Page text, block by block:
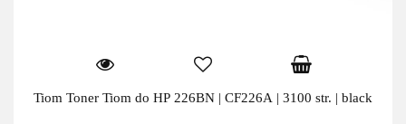
Tiom Toner Tiom do HP 226BN | CF226A | 3100 str. | black